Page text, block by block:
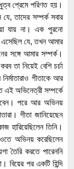
প্রেমে পরিণত হয়।
তাদের সম্পর্ক সবার
যায় না। এক পুরনো
এসেছিল যে, তখন আমার
সঙ্গে আমার সম্পর্ক।
তা নিয়েই বেশি চর্চা
গীতাকে আর
এই অভিনেত্রী সম্পর্কে
পরে আর অভিনয়
গীতা জানিয়েছেন
হারিয়েছিলেন তিনি।
অভিনয় করেছিলেন
তৈরি করতে পারেননি
বিয়ের পর একটি হিন্দি